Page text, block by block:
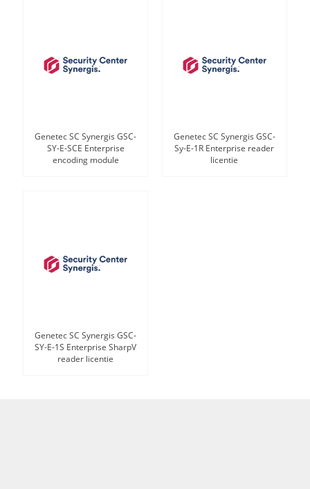
Genetec SC Synergis GSC-
SY-E-SCE Enterprise
encoding module
Genetec SC Synergis GSC-
Sy-E-1R Enterprise reader
licentie
Genetec SC Synergis GSC-
SY-E-1S Enterprise SharpV
reader licentie